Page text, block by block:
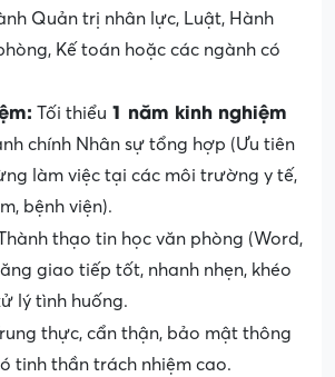
Quản trị nhân lực, Luật, Hành
Kế toán hoặc các ngành có
Tối thiểu 1 năm kinh nghiệm
chính Nhân sự tổng hợp (Ưu tiên
làm việc tại các môi trường y tế,
bệnh viện).
thạo tin học văn phòng (Word,
giao tiếp tốt, nhanh nhẹn, khéo
lý tình huống.
thực, cẩn thận, bảo mật thông
tinh thần trách nhiệm cao.